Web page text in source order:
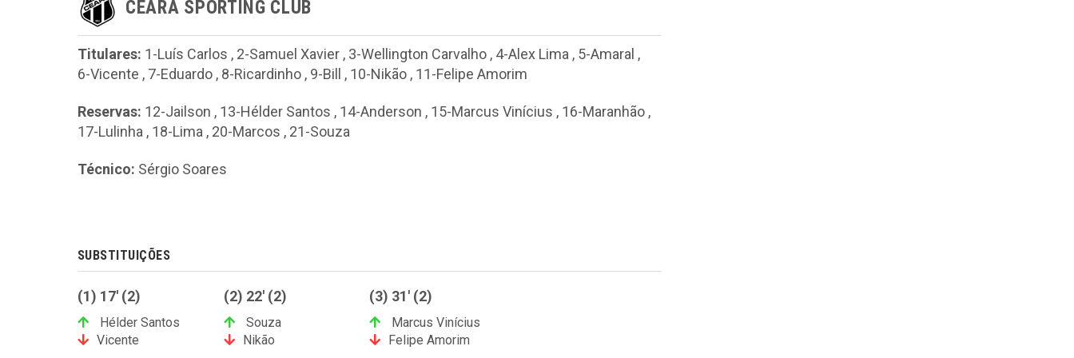
CEARÁ SPORTING CLUB
Titulares: 1-Luís Carlos , 2-Samuel Xavier , 3-Wellington Carvalho , 4-Alex Lima , 5-Amaral ,
6-Vicente , 7-Eduardo , 8-Ricardinho , 9-Bill , 10-Nikão , 11-Felipe Amorim
Reservas: 12-Jailson , 13-Hélder Santos , 14-Anderson , 15-Marcus Vinícius , 16-Maranhão ,
17-Lulinha , 18-Lima , 20-Marcos , 21-Souza
Técnico: Sérgio Soares
SUBSTITUIÇÕES
(1) 17' (2)
Hélder Santos
Vicente
(2) 22' (2)
Souza
Nikão
(3) 31' (2)
Marcus Vinícius
Felipe Amorim